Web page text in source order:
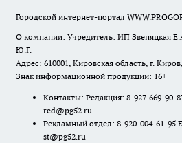
Городской интернет-портал
О компании: Учредитель: ИП Звеняцкая
Ю.Г.
Адрес: 610001, Кировская область, г.
Знак информационной продукции: 16+
Контакты: Редакция: 8-927-669-90-
red@pg52.ru
Рекламный отдел: 8-920-004-61-95
st@pg52.ru